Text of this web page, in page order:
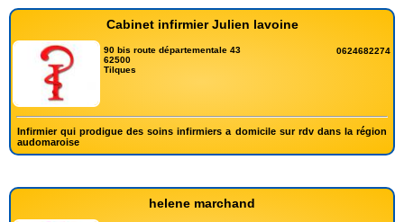
Cabinet infirmier Julien lavoine
90 bis route départementale 43
62500
Tilques
0624682274
Infirmier qui prodigue des soins infirmiers a domicile sur rdv dans la région
audomaroise
helene marchand